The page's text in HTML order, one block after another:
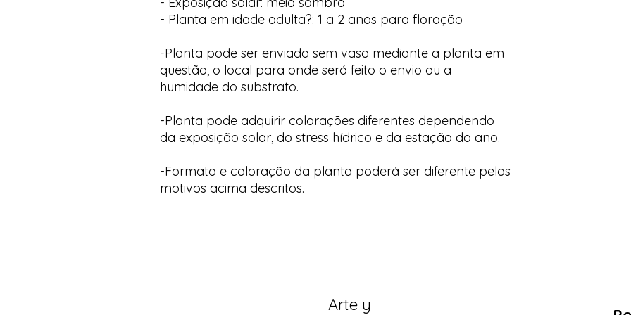
- Planta em idade adulta?: 1 a 2 anos para floração
-Planta pode ser enviada sem vaso mediante a planta em
questão, o local para onde será feito o envio ou a
humidade do substrato.
-Planta pode adquirir colorações diferentes dependendo
da exposição solar, do stress hídrico e da estação do ano.
-Formato e coloração da planta poderá ser diferente pelos
motivos acima descritos.
Arte y